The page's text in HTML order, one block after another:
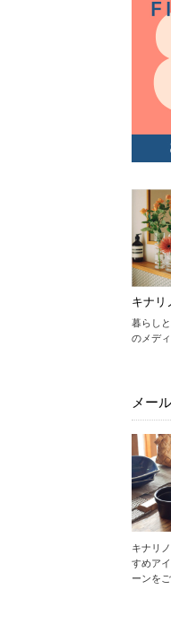
キナリ
暮らし
のメディ
メー
キナリ
すめア
ーンを